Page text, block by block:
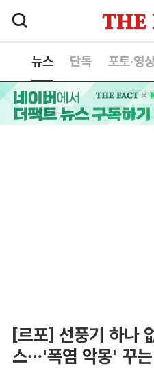
뉴스 단독 포토·영
[르포] 선풍기 하나
스…'폭염 악몽' 꾸는